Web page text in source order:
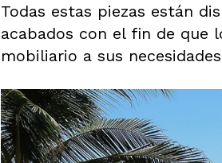
Todas estas piezas están
acabados con el fin de que
mobiliario a sus